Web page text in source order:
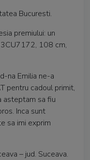
Bucuresti.
premiului: un
108 cm,
na Emilia ne-a
pentru cadoul primit,
asteptam sa fiu
Inca sunt
sa imi exprim
– jud. Suceava.